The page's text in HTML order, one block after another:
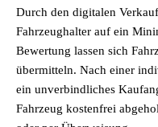
Durch den digitalen
Fahrzeughalter auf ein
Bewertung lassen sich
übermitteln. Nach einer
ein unverbindliches
Fahrzeug kostenfrei